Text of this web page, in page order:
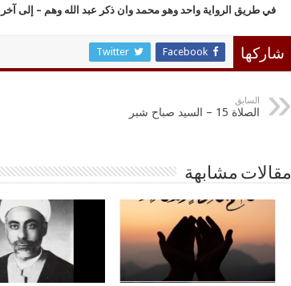
في طريق الرواية واحد وهو محمد وان ذكر عبد الله وهم – إلى آخر
شاركها Facebook
Twitter
السابق
الصلاة 15 – السيد صباح شبر
مقالات مشابهة